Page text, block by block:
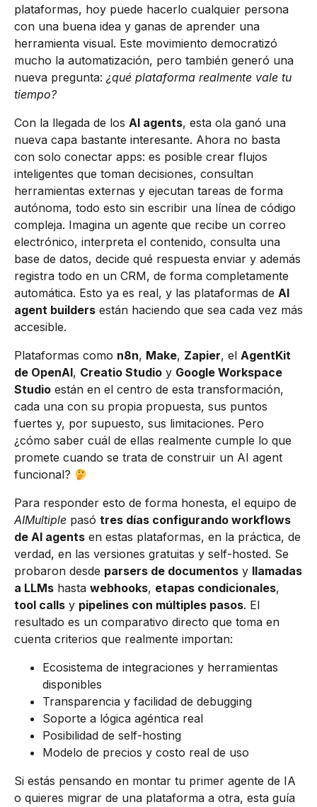
plataformas, hoy puede hacerlo cualquier persona
con una buena idea y ganas de aprender una
herramienta visual. Este movimiento democratizó
mucho la automatización, pero también generó una
nueva pregunta: ¿qué plataforma realmente vale tu
tiempo?
Con la llegada de los AI agents, esta ola ganó una
nueva capa bastante interesante. Ahora no basta
con solo conectar apps: es posible crear flujos
inteligentes que toman decisiones, consultan
herramientas externas y ejecutan tareas de forma
autónoma, todo esto sin escribir una línea de código
compleja. Imagina un agente que recibe un correo
electrónico, interpreta el contenido, consulta una
base de datos, decide qué respuesta enviar y además
registra todo en un CRM, de forma completamente
automática. Esto ya es real, y las plataformas de AI
agent builders están haciendo que sea cada vez más
accesible.
Plataformas como n8n, Make, Zapier, el AgentKit
de OpenAI, Creatio Studio y Google Workspace
Studio están en el centro de esta transformación,
cada una con su propia propuesta, sus puntos
fuertes y, por supuesto, sus limitaciones. Pero
¿cómo saber cuál de ellas realmente cumple lo que
promete cuando se trata de construir un AI agent
funcional?
Para responder esto de forma honesta, el equipo de
AIMultiple pasó tres días configurando workflows
de AI agents en estas plataformas, en la práctica, de
verdad, en las versiones gratuitas y self-hosted. Se
probaron desde parsers de documentos y llamadas
a LLMs hasta webhooks, etapas condicionales,
tool calls y pipelines con múltiples pasos. El
resultado es un comparativo directo que toma en
cuenta criterios que realmente importan:
Ecosistema de integraciones y herramientas
disponibles
Transparencia y facilidad de debugging
Soporte a lógica agéntica real
Posibilidad de self-hosting
Modelo de precios y costo real de uso
Si estás pensando en montar tu primer agente de IA
o quieres migrar de una plataforma a otra, esta guía